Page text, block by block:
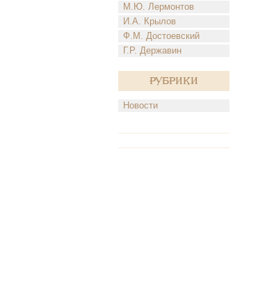
М.Ю. Лермонтов
И.А. Крылов
Ф.М. Достоевский
Г.Р. Державин
Рубрики
Новости